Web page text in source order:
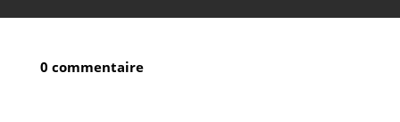
0 commentaire